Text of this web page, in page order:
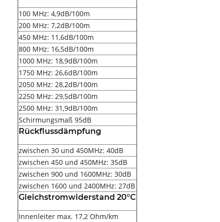
100 MHz: 4,9dB/100m
200 MHz: 7,2dB/100m
450 MHz: 11,6dB/100m
800 MHz: 16,5dB/100m
1000 MHz: 18,9dB/100m
1750 MHz: 26,6dB/100m
2050 MHz: 28,2dB/100m
2250 MHz: 29,5dB/100m
2500 MHz: 31,9dB/100m
Schirmungsmaß 95dB
Rückflussdämpfung
zwischen 30 und 450MHz: 40dB
zwischen 450 und 450MHz: 35dB
zwischen 900 und 1600MHz: 30dB
zwischen 1600 und 2400MHz: 27dB
Gleichstromwiderstand 20°C
Innenleiter max. 17,2 Ohm/km